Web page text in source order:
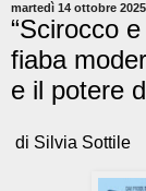
martedì 14 ottobre 2025
“Scirocco
fiaba
e il potere
di Silvia Sottile